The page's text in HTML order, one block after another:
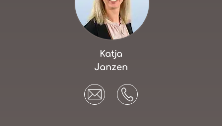
Katja
Janzen